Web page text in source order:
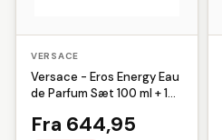
VERSACE
Versace - Eros Energy Eau
de Parfum Sæt 100 ml + 10
Fra 644,95